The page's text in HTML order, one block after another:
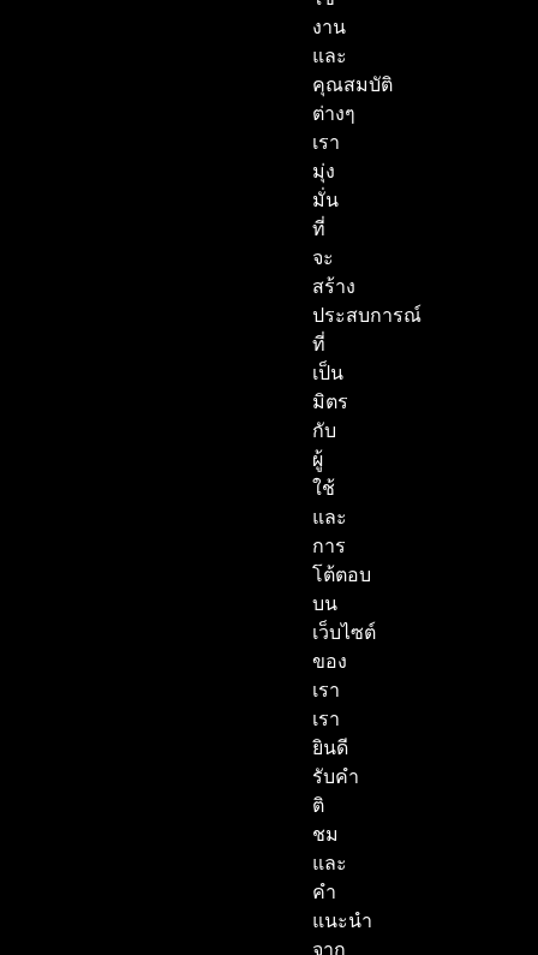
งาน
และ
คุณสมบัติ
ต่างๆ
เรา
มุ่ง
มั่น
ที่
จะ
สร้าง
ประสบการณ์
ที่
เป็น
มิตร
กับ
ผู้
ใช้
และ
การ
โต้ตอบ
บน
เว็บไซต์
ของ
เรา
เรา
ยินดี
รับคำ
ติ
ชม
และ
คำ
แนะนำ
จาก